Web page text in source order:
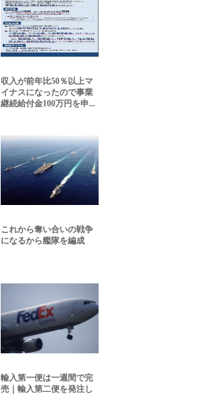
収入が前年比50％以上マ
イナスになったので事業
継続給付金100万円を申...
これから奪い合いの戦争
になるから艦隊を編成
輸入第一便は一週間で完
売｜輸入第二便を発注し